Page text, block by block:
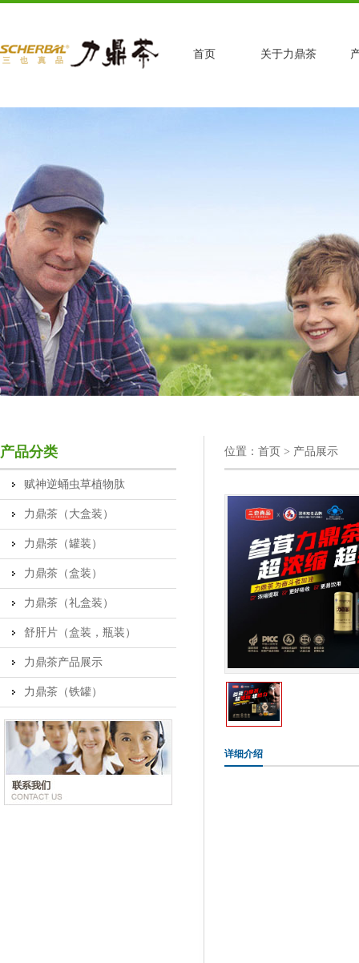
首页 关于力鼎茶
产品分类
赋神逆蛹虫草植物肽
力鼎茶（大盒装）
力鼎茶（罐装）
力鼎茶（盒装）
力鼎茶（礼盒装）
舒肝片（盒装，瓶装）
力鼎茶产品展示
力鼎茶（铁罐）
位置： 首页 > 产品展示
详细介绍